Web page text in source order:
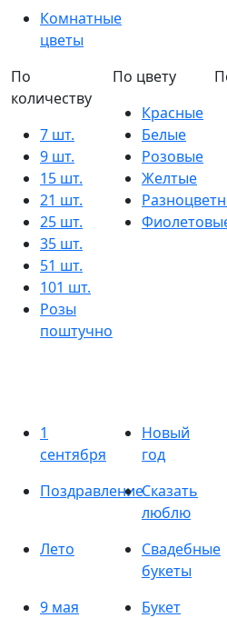
Комнатные
цветы
По
количеству
7 шт.
9 шт.
15 шт.
21 шт.
25 шт.
35 шт.
51 шт.
101 шт.
Розы
поштучно
По цвету
Красные
Белые
Розовые
Желтые
1
сентября
Новый
год
ПоздравлениеСказать
люблю
Лето
Свадебные
букеты
9 мая
Букет